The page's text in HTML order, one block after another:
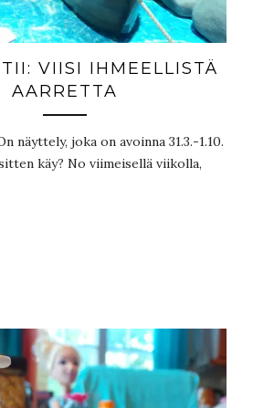
VIISI IHMEELLISTÄ
AARRETTA
näyttely, joka on avoinna 31.3.-1.10.
käy? No viimeisellä viikolla,